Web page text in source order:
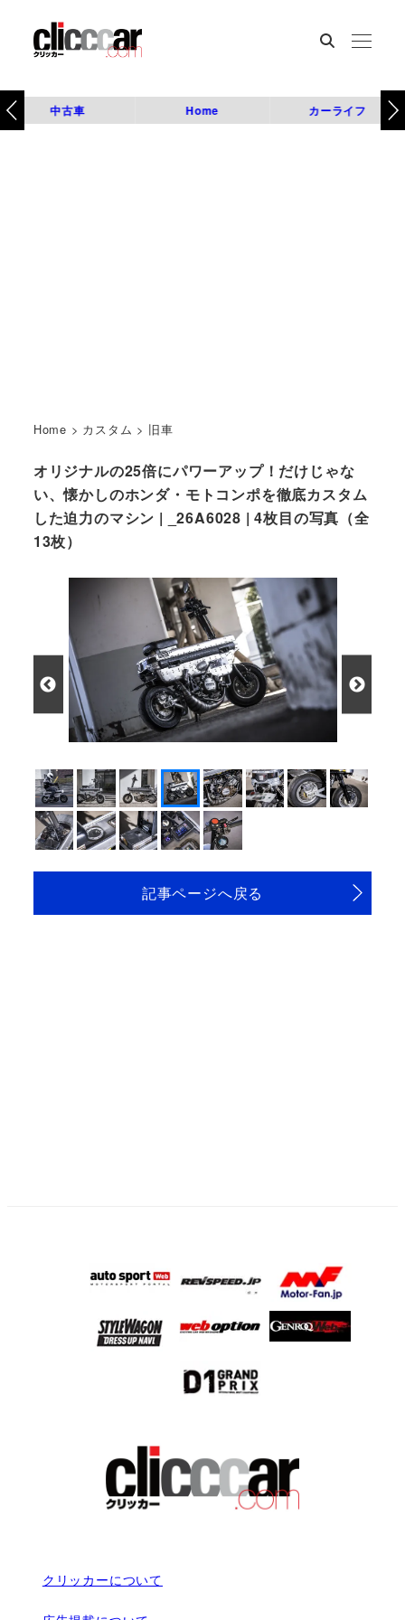
中古車 Home カーライフ
Home > カスタム > 旧車
オリジナルの25倍にパワーアップ！だけじゃな
い、懐かしのホンダ・モトコンポを徹底カスタム
した迫力のマシン | _26A6028 | 4枚目の写真（全
13枚）
記事ページへ戻る
クリッカーについて